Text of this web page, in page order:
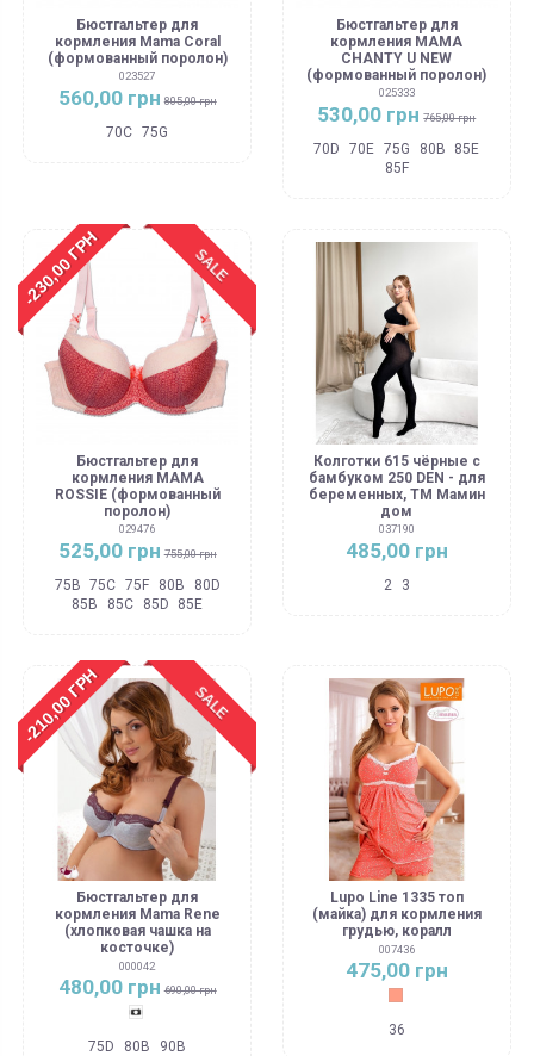
Бюстгальтер для
кормления Mama Coral
(формованный поролон)
023527
560,00 грн 805,00 грн
70C 75G
Бюстгальтер для
кормления MAMA
CHANTY U NEW
(формованный поролон)
025333
530,00 грн 765,00 грн
70D 70E 75G 80B
85E
85F
SALE
-230,00 ГРН
Бюстгальтер для
кормления MAMA
ROSSIE (формованный
поролон)
029476
525,00 грн 755,00 грн
75B 75C 75F 80B
80D
85B
85C 85D 85E
Колготки 615 чёрные с
бамбуком 250 DEN - для
беременных, ТМ Мамин
дом
037190
485,00 грн
2 3
SALE
-210,00 ГРН
Бюстгальтер для
кормления Mama Rene
(хлопковая чашка на
косточке)
000042
480,00 грн 690,00 грн
Цвет как на фото
75D
80B 90B
Lupo Line 1335 топ
(майка) для кормления
грудью, коралл
007436
475,00 грн
Коралловый
36